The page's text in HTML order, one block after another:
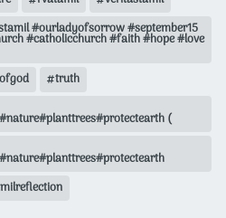
#ourladyofsorrow #september15
#catholicchurch #faith #hope #love
truth
(